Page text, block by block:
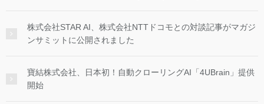
株式会社STAR AI、株式会社NTTドコモとの対談記事がマガジ
ンサミットに公開されました
寶結株式会社、日本初！自動クローリングAI「4UBrain」提供
開始